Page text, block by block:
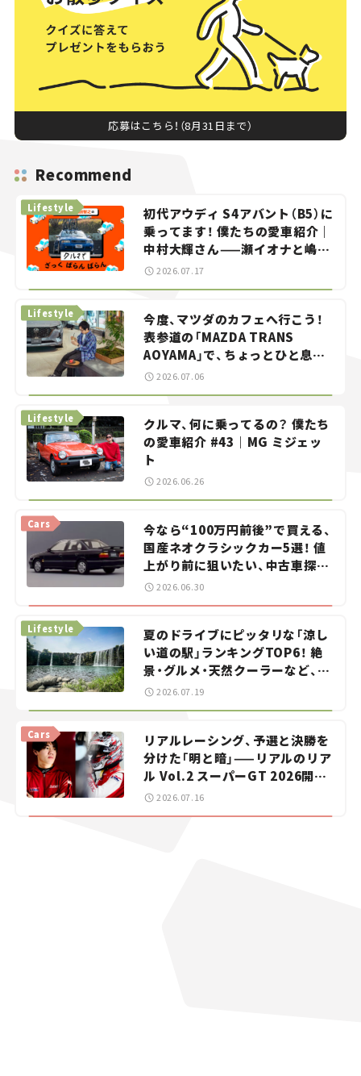
応募はこちら！（8月31日まで）
Recommend
初代アウディ S4アバント（B5）に
乗ってます！ 僕たちの愛車紹介｜
中村大輝さん——瀬イオナと嶋田
智之の「クルマでざっくばらんば
Lifestyle
2026.07.17
今度、マツダのカフェへ行こう！
表参道の「MAZDA TRANS
AOYAMA」で、ちょっとひと息。
——連載｜CCGとクルマでどうす
Lifestyle
2026.07.06
クルマ、何に乗ってるの？ 僕たち
の愛車紹介 #43｜MG ミジェッ
ト
Lifestyle
2026.06.26
今なら“100万円前後”で買える、
国産ネオクラシックカー5選！ 値
上がり前に狙いたい、中古車探し
をお手伝い――ちょっとイケてるマ
Cars
2026.06.30
夏のドライブにピッタリな「涼し
い道の駅」ランキングTOP6！ 絶
景・グルメ・天然クーラーなど、避
暑におすすめのスポットを紹介
Lifestyle
2026.07.19
リアルレーシング、予選と決勝を
分けた「明と暗」——リアルのリア
ル Vol.2 スーパーGT 2026開幕
戦 岡山国際サーキット
Cars
2026.07.16